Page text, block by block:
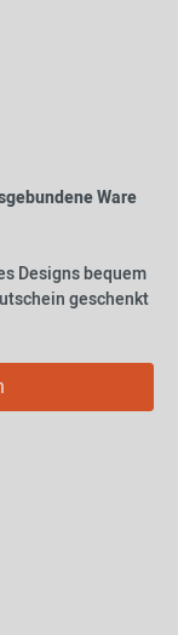
Ware
Designs bequem
geschenkt